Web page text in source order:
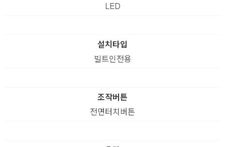
LED
설치타입
빌트인전용
조작버튼
전면터치버튼